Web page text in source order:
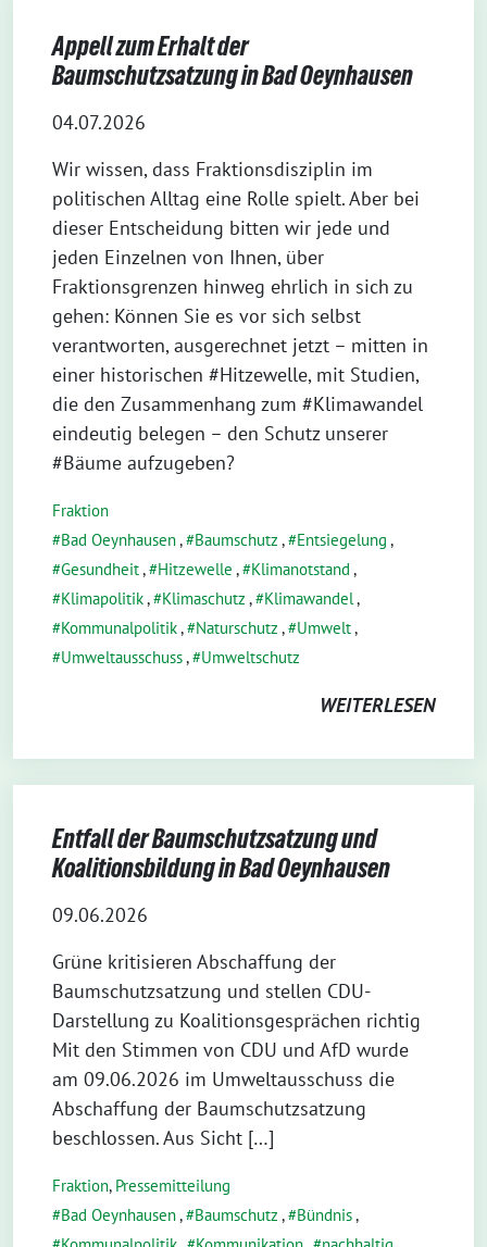
Appell zum Erhalt der
Baumschutzsatzung in Bad Oeynhausen
04.07.2026
Wir wissen, dass Fraktionsdisziplin im
politischen Alltag eine Rolle spielt. Aber bei
dieser Entscheidung bitten wir jede und
jeden Einzelnen von Ihnen, über
Fraktionsgrenzen hinweg ehrlich in sich zu
gehen: Können Sie es vor sich selbst
verantworten, ausgerechnet jetzt – mitten in
einer historischen #Hitzewelle, mit Studien,
die den Zusammenhang zum #Klimawandel
eindeutig belegen – den Schutz unserer
#Bäume aufzugeben?
Fraktion
Bad Oeynhausen, Baumschutz , Entsiegelung ,
Gesundheit, Hitzewelle , Klimanotstand ,
Klimapolitik, Klimaschutz , Klimawandel,
Kommunalpolitik, Naturschutz , Umwelt,
Umweltausschuss, Umweltschutz
WEITERLESEN
Entfall der Baumschutzsatzung und
Koalitionsbildung in Bad Oeynhausen
09.06.2026
Grüne kritisieren Abschaffung der
Baumschutzsatzung und stellen CDU-
Darstellung zu Koalitionsgesprächen richtig
Mit den Stimmen von CDU und AfD wurde
am 09.06.2026 im Umweltausschuss die
Abschaffung der Baumschutzsatzung
beschlossen. Aus Sicht […]
Fraktion, Pressemitteilung
Bad Oeynhausen, Baumschutz , Bündnis,